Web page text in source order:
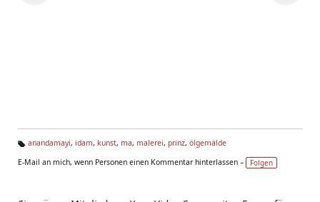
g
anandamayi, idam, kunst, ma, malerei, prinz, ölgemälde
E-Mail an mich, wenn Personen einen Kommentar hinterlassen –
Folgen